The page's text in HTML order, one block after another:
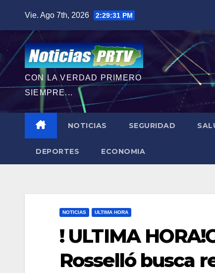
contenido
Vie. Ago 7th, 2026 2:29:33 PM
CON LA VERDAD PRIMERO
SIEMPRE...
NOTICIAS SEGURIDAD
DEPORTES ECONOMIA
NOTICIAS ULTIMA HORA
! ULTIMA
Rosselló busca